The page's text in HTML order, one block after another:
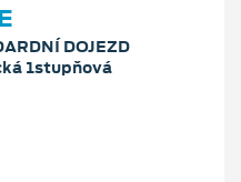
DOJEZD
1stupňová